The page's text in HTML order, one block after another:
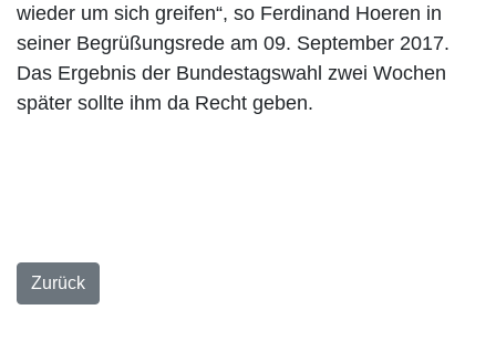
wieder um sich greifen“, so Ferdinand Hoeren in
seiner Begrüßungsrede am 09. September 2017.
Das Ergebnis der Bundestagswahl zwei Wochen
später sollte ihm da Recht geben.
Zurück